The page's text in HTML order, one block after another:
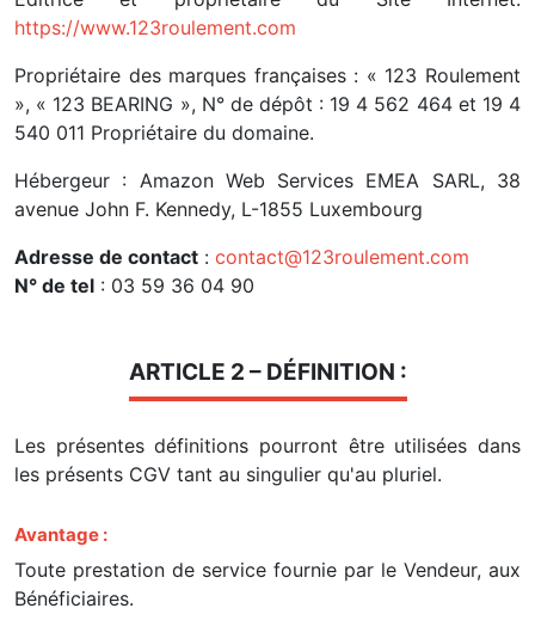
https://www.123roulement.com
Propriétaire des marques françaises : « 123 Roulement
», « 123 BEARING », N° de dépôt : 19 4 562 464 et 19 4
540 011 Propriétaire du domaine.
Hébergeur : Amazon Web Services EMEA SARL, 38
avenue John F. Kennedy, L-1855 Luxembourg
Adresse de contact : contact@123roulement.com
N° de tel : 03 59 36 04 90
ARTICLE 2 – DÉFINITION :
Les présentes définitions pourront être utilisées dans
les présents CGV tant au singulier qu'au pluriel.
Avantage :
Toute prestation de service fournie par le Vendeur, aux
Bénéficiaires.